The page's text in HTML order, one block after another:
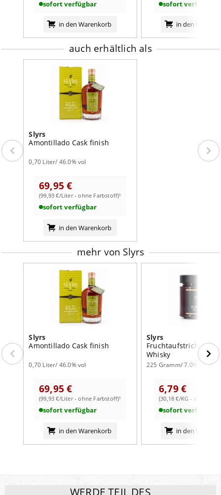
sofort verfügbar
in den Warenkorb
sofort verfügbar
in den
auch erhältlich als
Slyrs
Amontillado Cask finish
0,70 Liter/ 46.0% vol
69,95 €
(99,93 €/Liter - ohne Farbstoff)¹
sofort verfügbar
in den Warenkorb
mehr von Slyrs
Slyrs
Amontillado Cask finish
0,70 Liter/ 46.0% vol
69,95 €
(99,93 €/Liter - ohne Farbstoff)¹
sofort verfügbar
in den Warenkorb
Slyrs
Fruchtaufstrich
Whisky
225 Gramm/ 7.0% vol
6,79 €
(30,18 €/KG - ohne
sofort verfügbar
in den
WERDE TEIL DES